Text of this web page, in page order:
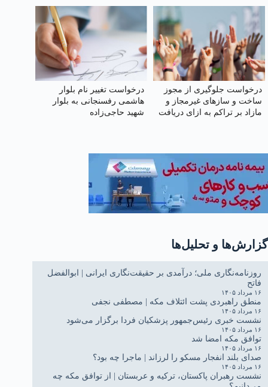
درخواست جلوگیری از مجوز
ساخت و سازهای غیرمجاز و
مازاد بر تراکم به ازای دریافت
درخواست تغییر نام بلوار
هاشمی رفسنجانی به بلوار
شهید حاجی‌زاده
گزارش‌ها و تحلیل‌ها
روزنامه‌نگاری ملی؛ درآمدی بر حقیقت‌نگاری ایرانی | ابوالفضل
فاتح
۱۶ مرداد ۱۴۰۵
منطق راهبردی پشت ائتلاف مکه | مصطفی نجفی
۱۶ مرداد ۱۴۰۵
نشست خبری رئیس‌جمهور پزشکیان فردا برگزار می‌شود
۱۶ مرداد ۱۴۰۵
توافق مکه امضا شد
۱۶ مرداد ۱۴۰۵
صدای بلند انفجار مسکو را لرزاند | ماجرا چه بود؟
۱۶ مرداد ۱۴۰۵
نشست رهبران پاکستان، ترکیه و عربستان | از توافق مکه چه